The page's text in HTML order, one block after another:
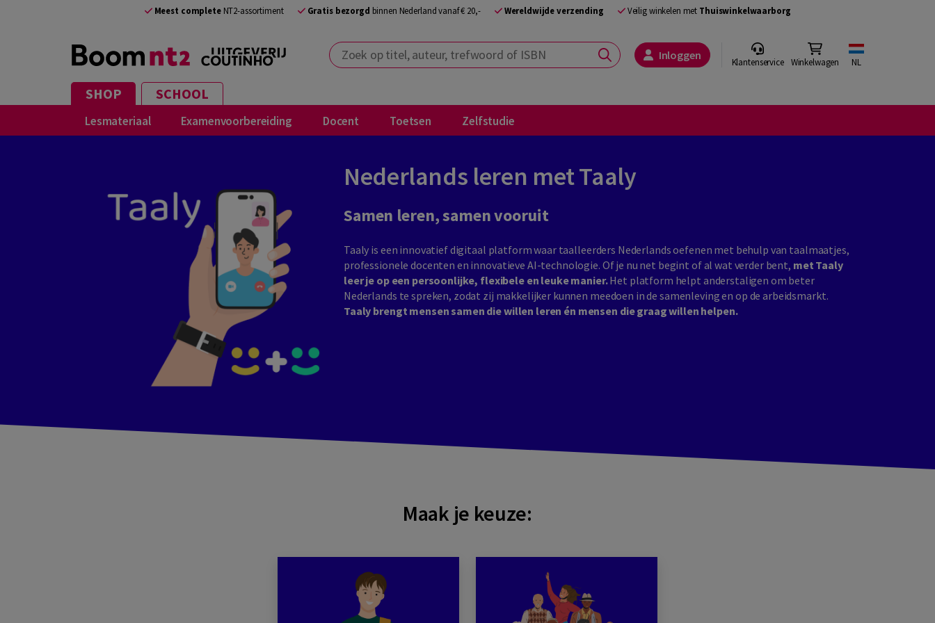
Meest completeNT2-assortiment Gratis bezorgd binnen Nederland vanaf € 20,- Wereldwijde verzending Veilig winkelen met Thuiswinkelwaarborg
Zoek op titel, auteur, trefwoord of ISBN Inloggen Klantenservice Winkelwagen NL
SHOP SCHOOL
Lesmateriaal Examenvoorbereiding Docent Toetsen Zelfstudie
Nederlands leren met Taaly
Samen leren, samen vooruit
Taaly is een innovatief digitaal platform waar taalleerders Nederlands oefenen met behulp van taalmaatjes,
professionele docenten en innovatieve AI-technologie. Of je nu net begint of al wat verder bent, met Taaly
leer je op een persoonlijke, flexibele en leuke manier.Het platform helpt anderstaligen om beter
Nederlands te spreken, zodat zij makkelijker kunnen meedoen in de samenleving en op de arbeidsmarkt.
Taaly brengt mensen samen die willen leren én mensen die graag willen helpen.
Maak je keuze: